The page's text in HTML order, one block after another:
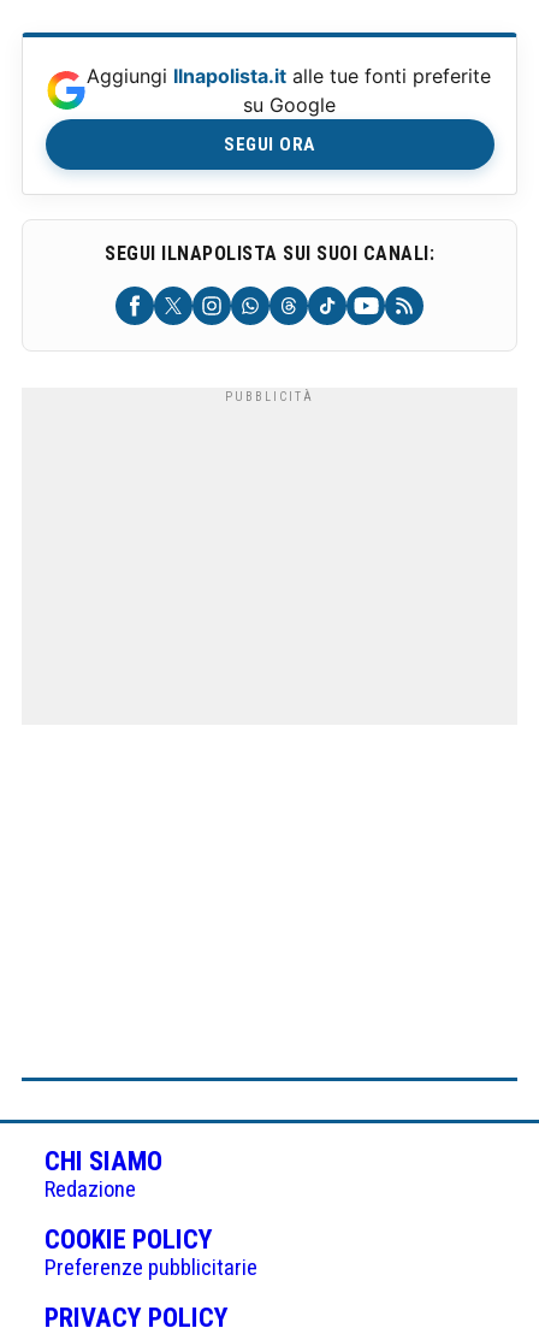
Aggiungi Ilnapolista.it alle tue fonti preferite
su Google
SEGUI ORA
SEGUI ILNAPOLISTA SUI SUOI CANALI:
CHI SIAMO
Redazione
COOKIE POLICY(APRE
IN
UNA
Preferenze pubblicitarie
PRIVACY POLICY(APRE